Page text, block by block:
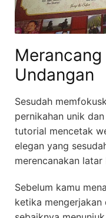
Undangan
Sesudah
pernikahan unik
tutorial mencetak
elegan yang
merencanakan
Sebelum kamu
ketika